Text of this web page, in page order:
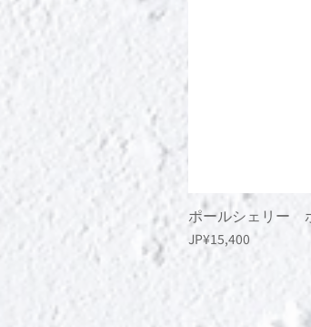
ポールシェリー
價格
JP¥15,400